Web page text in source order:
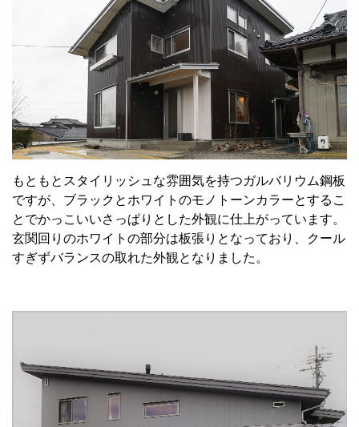
もともとスタイリッシュな雰囲気を持つガルバリウム鋼板
ですが、ブラックとホワイトのモノトーンカラーとするこ
とでかっこいいさっぱりとした外観に仕上がっています。
玄関回りのホワイトの部分は板張りとなっており、クール
すぎずバランスの取れた外観となりました。